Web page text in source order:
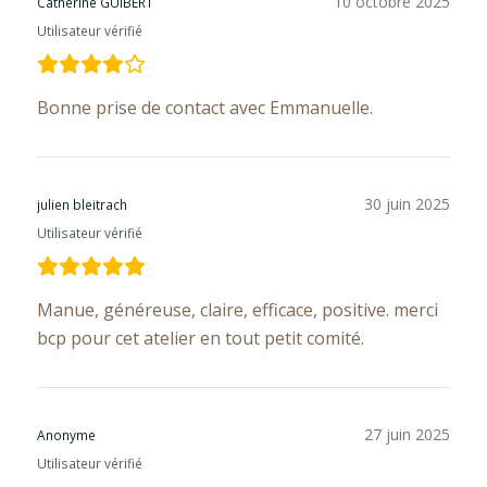
Utilisateur vérifié
Bonne prise de contact avec Emmanuelle.
julien bleitrach
Utilisateur vérifié
30 juin 2025
Manue, généreuse, claire, efficace, positive. merci
bcp pour cet atelier en tout petit comité.
Anonyme
Utilisateur vérifié
27 juin 2025